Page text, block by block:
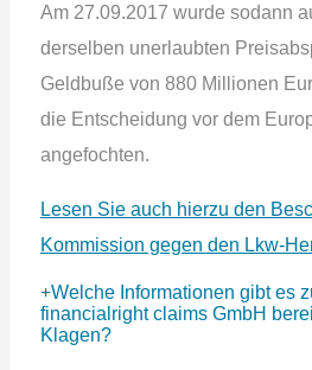
Am 27.09.2017 wurde sodann
derselben unerlaubten
Geldbuße von 880 Millionen
die Entscheidung vor dem
angefochten.
Lesen Sie auch hierzu den
Kommission gegen den Lkw-
Welche Informationen gibt es
financialright claims GmbH
Klagen?